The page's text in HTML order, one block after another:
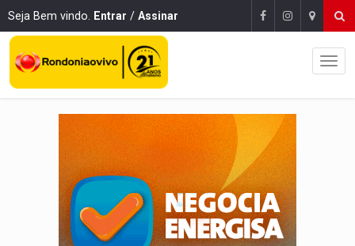
Seja Bem vindo. Entrar / Assinar